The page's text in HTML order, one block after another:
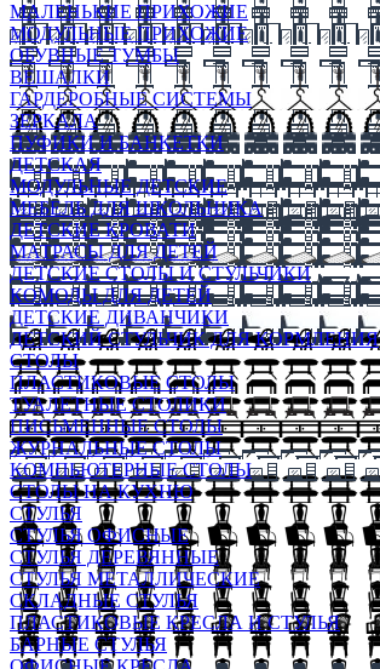
МАЛЕНЬКИЕ ПРИХОЖИЕ
МОДУЛЬНЫЕ ПРИХОЖИЕ
ОБУВНЫЕ ТУМБЫ
ВЕШАЛКИ
ГАРДЕРОБНЫЕ СИСТЕМЫ
ЗЕРКАЛА
ПУФИКИ И БАНКЕТКИ
ДЕТСКАЯ
МОДУЛЬНЫЕ ДЕТСКИЕ
МЕБЕЛЬ ДЛЯ ШКОЛЬНИКА
ДЕТСКИЕ КРОВАТИ
МАТРАСЫ ДЛЯ ДЕТЕЙ
ДЕТСКИЕ СТОЛЫ И СТУЛЬЧИКИ
КОМОДЫ ДЛЯ ДЕТЕЙ
ДЕТСКИЕ ДИВАНЧИКИ
ДЕТСКИЙ СТУЛЬЧИК ДЛЯ КОРМЛЕНИЯ
СТОЛЫ
ПЛАСТИКОВЫЕ СТОЛЫ
ТУАЛЕТНЫЕ СТОЛИКИ
ПИСЬМЕННЫЕ СТОЛЫ
ЖУРНАЛЬНЫЕ СТОЛЫ
КОМПЬЮТЕРНЫЕ СТОЛЫ
СТОЛЫ НА КУХНЮ
СТУЛЬЯ
СТУЛЬЯ ОФИСНЫЕ
СТУЛЬЯ ДЕРЕВЯННЫЕ
СТУЛЬЯ МЕТАЛЛИЧЕСКИЕ
СКЛАДНЫЕ СТУЛЬЯ
ПЛАСТИКОВЫЕ КРЕСЛА И СТУЛЬЯ
БАРНЫЕ СТУЛЬЯ